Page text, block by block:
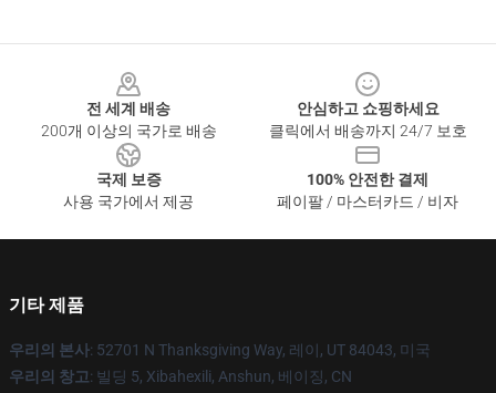
전 세계 배송
200개 이상의 국가로 배송
안심하고 쇼핑하세요
클릭에서 배송까지 24/7 보호
국제 보증
사용 국가에서 제공
100% 안전한 결제
페이팔 / 마스터카드 / 비자
기타 제품
우리의 본사: 52701 N Thanksgiving Way, 레이, UT 84043, 미국
우리의 창고: 빌딩 5, Xibahexili, Anshun, 베이징, CN